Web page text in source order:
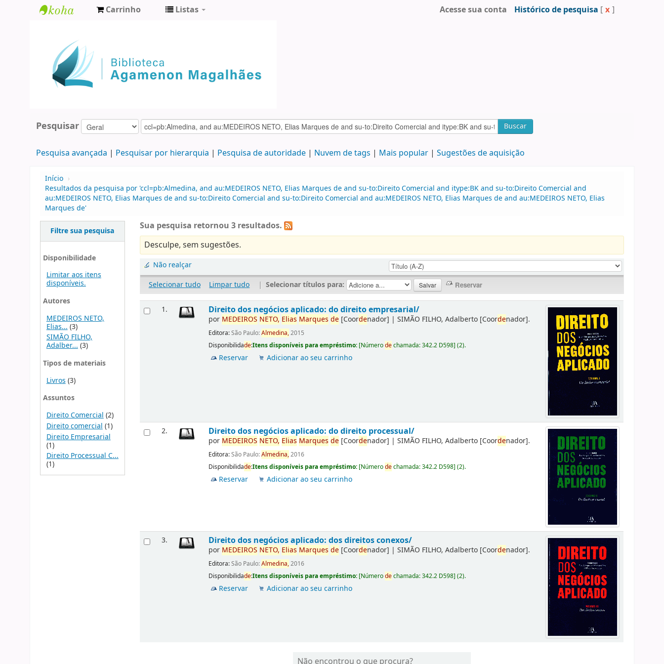
Agamenon
Magalhães
Carrinho Listas Acesse sua conta Histórico de pesquisa [ x ]
Pesquisar Buscar
Pesquisa avançada Pesquisar por hierarquia Pesquisa de autoridade Nuvem de tags Mais popular Sugestões de aquisição
Início ›
Resultados da pesquisa por 'ccl=pb:Almedina, and au:MEDEIROS NETO, Elias Marques de and su-to:Direito Comercial and itype:BK and su-to:Direito Comercial and
au:MEDEIROS NETO, Elias Marques de and su-to:Direito Comercial and su-to:Direito Comercial and au:MEDEIROS NETO, Elias Marques de and au:MEDEIROS NETO, Elias
Marques de'
Filtre sua pesquisa
Disponibilidade
Limitar aos itens
disponíveis.
Autores
MEDEIROS NETO,
Elias... (3)
SIMÃO FILHO,
Adalber...(3)
Tipos de materiais
Livros (3)
Assuntos
Direito Comercial (2)
Direito comercial (1)
Direito Empresarial
(1)
Direito Processual C...
(1)
Sua pesquisa retornou 3 resultados.
Desculpe, sem sugestões.
Não realçar
Selecionar tudo
Limpar tudo | Selecionar títulos para:
1. Direito dos negócios aplicado: do direito empresarial/
por MEDEIROS NETO, Elias Marques de [Coordenador] |SIMÃO FILHO, Adalberto [Coordenador].
Editora:São Paulo:Almedina,2015
Disponibilidade:Itens disponíveis para empréstimo: [Númerodechamada:342.2 D598](2).
Reservar Adicionar ao seu carrinho
2. Direito dos negócios aplicado: do direito processual/
por MEDEIROS NETO, Elias Marques de [Coordenador] |SIMÃO FILHO, Adalberto [Coordenador].
Editora:São Paulo:Almedina,2016
Disponibilidade:Itens disponíveis para empréstimo: [Númerodechamada:342.2 D598](2).
Reservar Adicionar ao seu carrinho
3. Direito dos negócios aplicado: dos direitos conexos/
por MEDEIROS NETO, Elias Marques de [Coordenador] |SIMÃO FILHO, Adalberto [Coordenador].
Editora:São Paulo:Almedina,2016
Disponibilidade:Itens disponíveis para empréstimo: [Númerodechamada:342.2 D598](2).
Reservar Adicionar ao seu carrinho